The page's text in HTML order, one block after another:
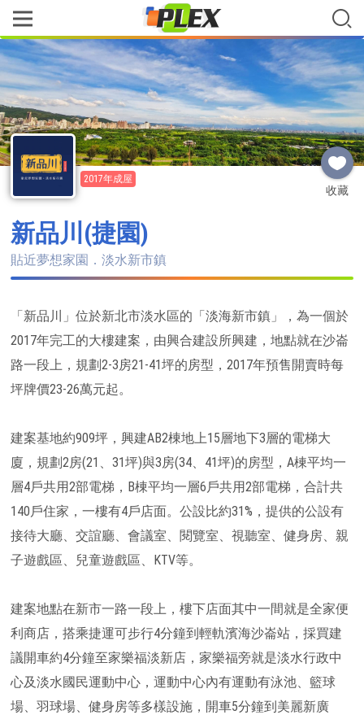
收藏
2017年成屋
新品川(捷園)
貼近夢想家園．淡水新市鎮
「新品川」位於新北市淡水區的「淡海新市鎮」，為一個於
2017年完工的大樓建案，由興合建設所興建，地點就在沙崙
路一段上，規劃2-3房21-41坪的房型，2017年預售開賣時每
坪牌價23-26萬元起。
建案基地約909坪，興建AB2棟地上15層地下3層的電梯大
廈，規劃2房(21、31坪)與3房(34、41坪)的房型，A棟平均一
層4戶共用2部電梯，B棟平均一層6戶共用2部電梯，合計共
140戶住家，一樓有4戶店面。公設比約31%，提供的公設有
接待大廳、交誼廳、會議室、閱覽室、視聽室、健身房、親
子遊戲區、兒童遊戲區、KTV等。
建案地點在新市一路一段上，樓下店面其中一間就是全家便
利商店，搭乘捷運可步行4分鐘到輕軌濱海沙崙站，採買建
議開車約4分鐘至家樂福淡新店，家樂福旁就是淡水行政中
心及淡水國民運動中心，運動中心內有運動有泳池、籃球
場、羽球場、健身房等多樣設施，開車5分鐘到美麗新廣